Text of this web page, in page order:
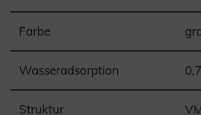
Farbe
Wasseradsorption
Struktur